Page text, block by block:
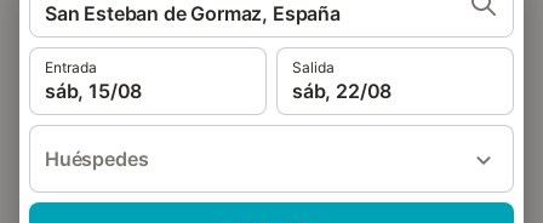
San Esteban de Gormaz, España
Entrada
sáb, 15/08
Salida
sáb, 22/08
Huéspedes